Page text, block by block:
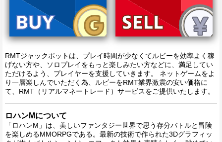
RMTジャックポットは、プレイ時間が少なくてルビーを効率よく稼
げない方や、ソロプレイをもっと楽しみたい方などに、満足してい
ただけるよう、プレイヤーを支援していきます。 ネットゲームをよ
り一層楽しんでいただく為、ルビーをRMT業界激震の安い価格に
て、RMT（リアルマネートレード）サービスをご提供いたします。
ロハンMについて
「ロハンM」は、美しいファンタジー世界で思う存分バトルと冒険
を楽しめるMMORPGである。最新の技術で作られた3Dグラフィッ